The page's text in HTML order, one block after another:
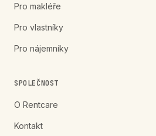
Pro makléře
Pro vlastníky
Pro nájemníky
SPOLEČNOST
O Rentcare
Kontakt